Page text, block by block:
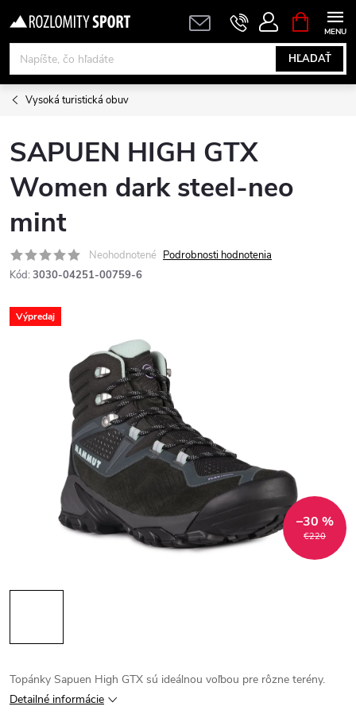
na
obsah
HĽADAŤ
KOŠÍK
Vysoká turistická obuv
SAPUEN HIGH GTX
Women dark steel-neo
mint
Neohodnotené Podrobnosti hodnotenia
Kód: 3030-04251-00759-6
Výpredaj
€220
–30 %
Topánky Sapuen High GTX sú ideálnou voľbou pre rôzne terény.
Detailné informácie